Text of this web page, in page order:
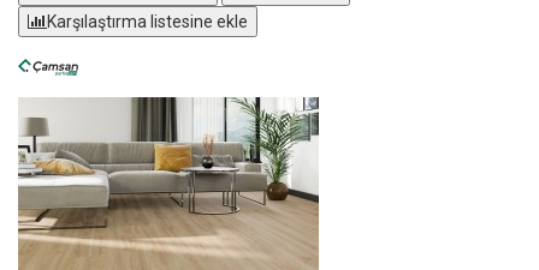
Karşılaştırma listesine ekle